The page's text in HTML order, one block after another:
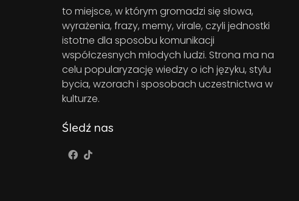
to miejsce, w którym gromadzi się słowa,
wyrażenia, frazy, memy, virale, czyli jednostki
istotne dla sposobu komunikacji
współczesnych młodych ludzi. Strona ma na
celu popularyzację wiedzy o ich języku, stylu
bycia, wzorach i sposobach uczestnictwa w
kulturze.
Śledź nas